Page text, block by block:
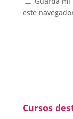
este
Cursos